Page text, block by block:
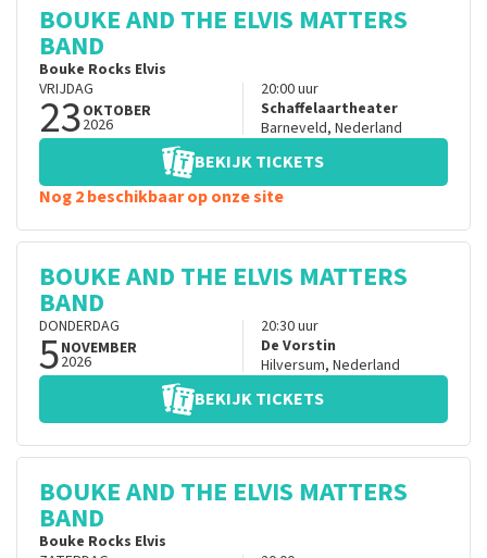
BOUKE AND THE ELVIS MATTERS
BAND
Bouke Rocks Elvis
VRIJDAG
23OKTOBER
2026
20:00uur
Schaffelaartheater
Barneveld, Nederland
BEKIJK TICKETS
Nog 2 beschikbaar op onze site
BOUKE AND THE ELVIS MATTERS
BAND
DONDERDAG
5NOVEMBER
2026
20:30uur
De Vorstin
Hilversum, Nederland
BEKIJK TICKETS
BOUKE AND THE ELVIS MATTERS
BAND
Bouke Rocks Elvis